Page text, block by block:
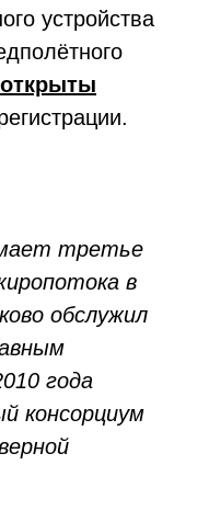
устройства
открыты
третье
в
обслужил
года
консорциум